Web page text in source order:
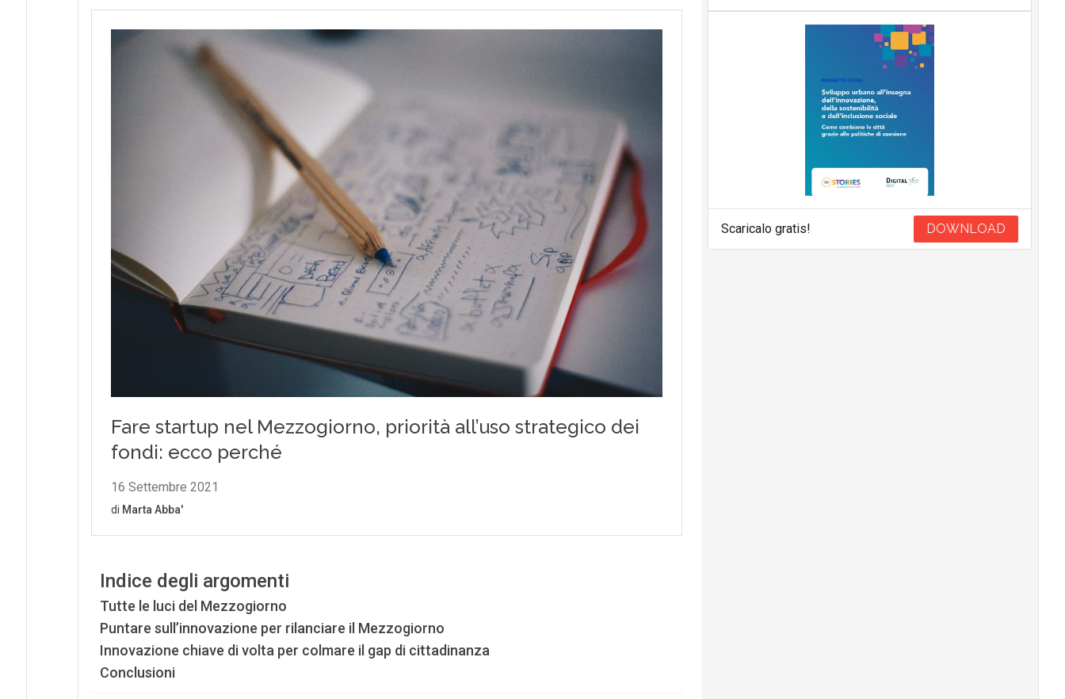
Indice degli argomenti
Tutte le luci del Mezzogiorno
Puntare sull’innovazione per rilanciare il Mezzogiorno
Innovazione chiave di volta per colmare il gap di cittadinanza
Conclusioni
Scaricalo gratis! DOWNLOAD